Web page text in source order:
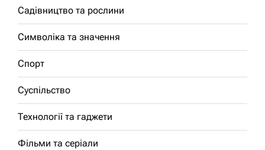
Садівництво та рослини
Символіка та значення
Спорт
Суспільство
Технології та гаджети
Фільми та серіали